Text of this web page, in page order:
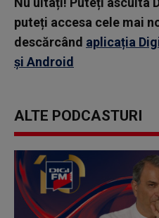
puteți accesa cele mai
descărcând aplicația
și Android
ALTE PODCASTURI